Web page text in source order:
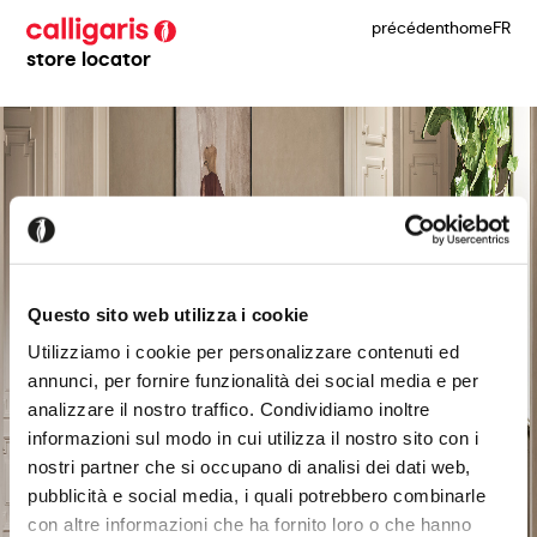
Questo sito web utilizza i cookie
Utilizziamo i cookie per personalizzare contenuti ed
annunci, per fornire funzionalità dei social media e per
analizzare il nostro traffico. Condividiamo inoltre
informazioni sul modo in cui utilizza il nostro sito con i
nostri partner che si occupano di analisi dei dati web,
pubblicità e social media, i quali potrebbero combinarle
con altre informazioni che ha fornito loro o che hanno
store locator
précédenthomeFR